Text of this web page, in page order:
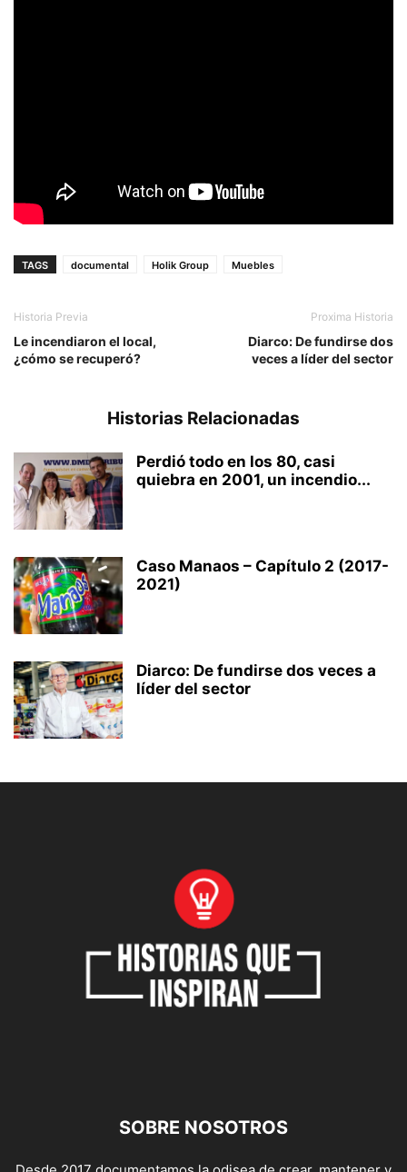
TAGS documental Holik Group Muebles
Historia Previa
Le incendiaron el local,
¿cómo se recuperó?
Proxima Historia
Diarco: De fundirse dos
veces a líder del sector
Historias Relacionadas
Perdió todo en los 80, casi
quiebra en 2001, un incendio...
Caso Manaos – Capítulo 2 (2017-
2021)
Diarco: De fundirse dos veces a
líder del sector
SOBRE NOSOTROS